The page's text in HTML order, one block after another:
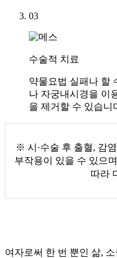
03
수술적 치료
약물요법 실패나 할
나 자궁내시경을 이
을 제거할 수 있습니
※ 시·수술 후 출혈, 감
부작용이 있을 수 있으
따라
여자로써 한 번 뿐인 삶,